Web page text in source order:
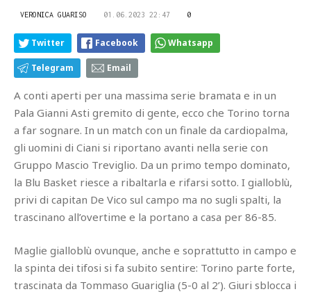
VERONICA GUARISO 01.06.2023 22:47 0
Twitter Facebook Whatsapp
Telegram Email
A conti aperti per una massima serie bramata e in un
Pala Gianni Asti gremito di gente, ecco che Torino torna
a far sognare. In un match con un finale da cardiopalma,
gli uomini di Ciani si riportano avanti nella serie con
Gruppo Mascio Treviglio. Da un primo tempo dominato,
la Blu Basket riesce a ribaltarla e rifarsi sotto. I gialloblù,
privi di capitan De Vico sul campo ma no sugli spalti, la
trascinano all’overtime e la portano a casa per 86-85.
Maglie gialloblù ovunque, anche e soprattutto in campo e
la spinta dei tifosi si fa subito sentire: Torino parte forte,
trascinata da Tommaso Guariglia (5-0 al 2’). Giuri sblocca i